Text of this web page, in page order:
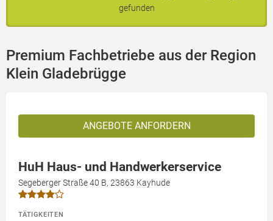
gefunden
Premium Fachbetriebe aus der Region
Klein Gladebrügge
ANGEBOTE ANFORDERN
HuH Haus- und Handwerkerservice
Segeberger Straße 40 B, 23863 Kayhude
TÄTIGKEITEN